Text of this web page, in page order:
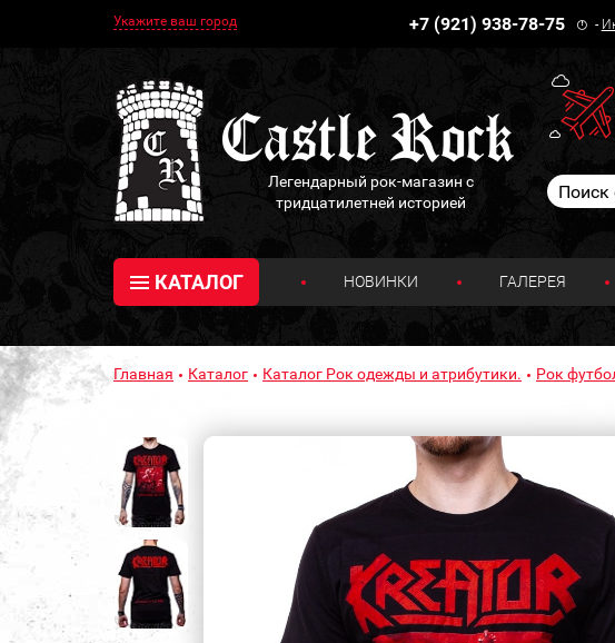
Укажите ваш город +7 (921) 938-78-75 -
Легендарный рок-магазин с
тридцатилетней историей
КАТАЛОГ НОВИНКИ ГАЛЕРЕЯ
Главная Каталог Каталог Рок одежды и атрибутики. Рок